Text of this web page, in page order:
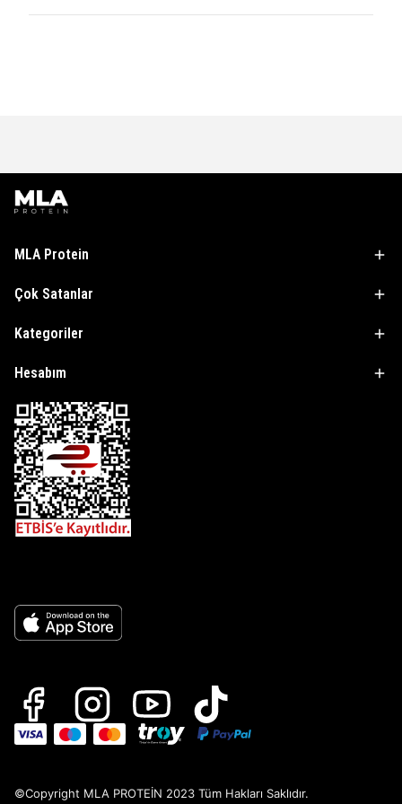
300-400 ml sıvı önerilir. Soğuk içeceklerde çözünme
MLA Protein
Çok Satanlar
Kategoriler
Hesabım
©Copyright MLA PROTEİN 2023 Tüm Hakları Saklıdır.